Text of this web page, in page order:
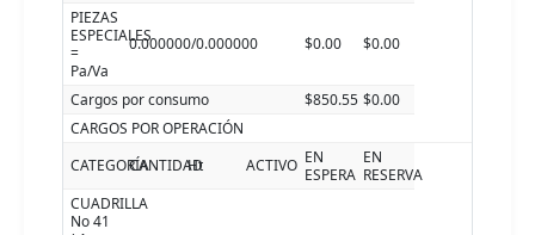
PIEZAS
ESPECIALES
=
Pa/Va
0.000000/0.000000 $0.00 $0.00
Cargos por consumo $850.55 $0.00
CARGOS POR OPERACIÓN
CATEGORÍACANTIDAD
Ht ACTIVO EN
ESPERA
EN
RESERVA
CUADRILLA
No 41